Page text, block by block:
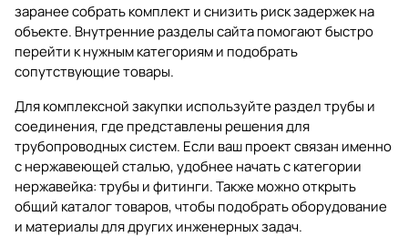
заранее собрать комплект и снизить риск задержек на
объекте. Внутренние разделы сайта помогают быстро
перейти к нужным категориям и подобрать
сопутствующие товары.
Для комплексной закупки используйте разделтрубы и
соединения, где представлены решения для
трубопроводных систем. Если ваш проект связан именно
с нержавеющей сталью, удобнее начать с категории
нержавейка: трубы и фитинги. Также можно открыть
общий каталог товаров, чтобы подобрать оборудование
и материалы для других инженерных задач.